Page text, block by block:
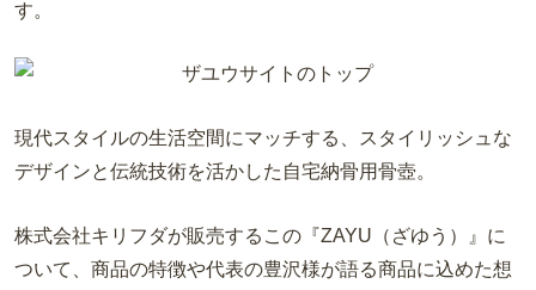
す。
現代スタイルの生活空間にマッチする、スタイリッシュな
デザインと伝統技術を活かした自宅納骨用骨壺。
株式会社キリフダが販売するこの『ZAYU（ざゆう）』に
ついて、商品の特徴や代表の豊沢様が語る商品に込めた想